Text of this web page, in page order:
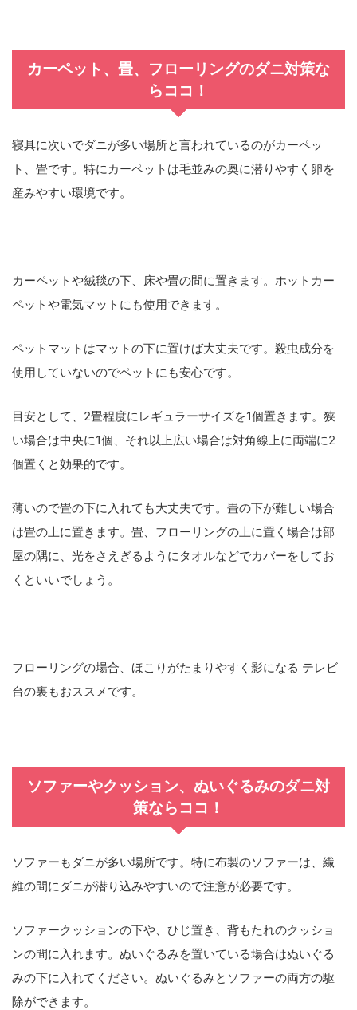
カーペット、畳、フローリングのダニ対策な
らココ！
寝具に次いでダニが多い場所と言われているのがカーペッ
ト、畳です。特にカーペットは毛並みの奥に潜りやすく卵を
産みやすい環境です。
カーペットや絨毯の下、 床や畳の間に置きます。ホットカー
ペットや電気マットにも使用できます。
ペットマットはマットの下に置けば大丈夫です。殺虫成分を
使用していないのでペットにも安心です。
目安として、2畳程度にレギュラーサイズを1個置きます。狭
い場合は中央に1個 、それ以上広い場合は対角線上に両端に2
個置くと効果的です。
薄いので畳の下に 入れても大丈夫です。畳の下が難しい場合
は畳の上に置きます。 畳、フローリングの上に置く場合は部
屋の隅に、光をさえぎるようにタオルなどでカバーを してお
くといいでしょう。
フローリングの場合、ほこりがたまりやすく影になる テレビ
台の裏もおススメです。
ソファーやクッション、ぬいぐるみのダニ対
策ならココ！
ソファーもダニが多い場所です。特に布製のソファーは、繊
維の間にダニが潜り込みやすいので注意が必要です。
ソファークッションの下や、ひじ置き、背もたれのクッショ
ンの間に 入れます。ぬいぐるみを置いている場合はぬいぐる
みの下に入れてください。 ぬいぐるみとソファーの両方の駆
除ができます。